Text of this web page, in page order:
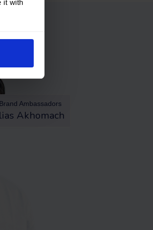
it with
Brand Ambassadors
Akhomach